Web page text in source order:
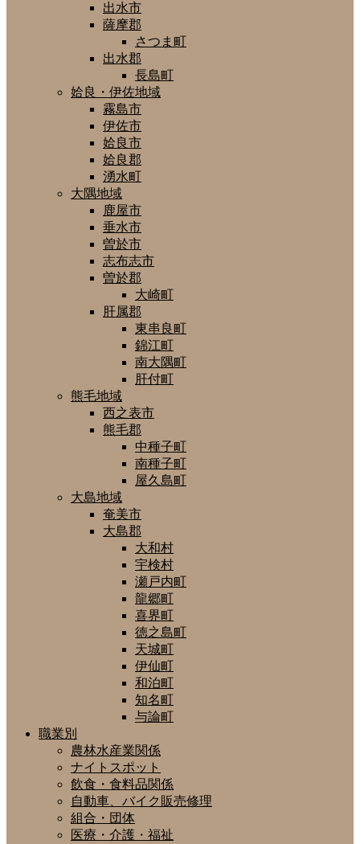
出水市
薩摩郡
さつま町
出水郡
長島町
姶良・伊佐地域
霧島市
伊佐市
姶良市
姶良郡
湧水町
大隅地域
鹿屋市
垂水市
曽於市
志布志市
曽於郡
大崎町
肝属郡
東串良町
錦江町
南大隅町
肝付町
熊毛地域
西之表市
熊毛郡
中種子町
南種子町
屋久島町
大島地域
奄美市
大島郡
大和村
宇検村
瀬戸内町
龍郷町
喜界町
徳之島町
天城町
伊仙町
和泊町
知名町
与論町
職業別
農林水産業関係
ナイトスポット
飲食・食料品関係
自動車、バイク販売修理
組合・団体
医療・介護・福祉